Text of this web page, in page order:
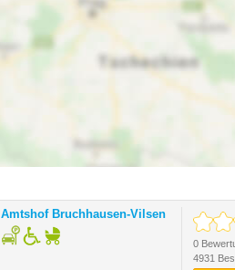
Amtshof Bruchhausen-Vilsen
0
4931